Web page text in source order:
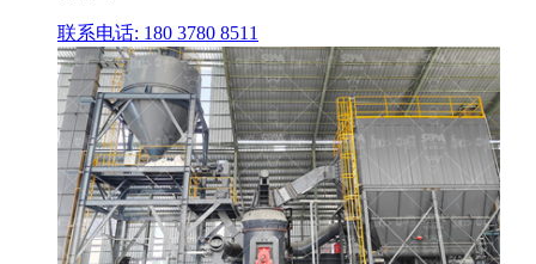
联系电话: 180 3780 8511